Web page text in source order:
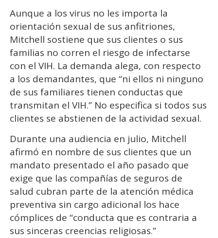
Aunque a los virus no les importa la
orientación sexual de sus anfitriones,
Mitchell sostiene que sus clientes o sus
familias no corren el riesgo de infectarse
con el VIH. La demanda alega, con respecto
a los demandantes, que “ni ellos ni ninguno
de sus familiares tienen conductas que
transmitan el VIH.” No especifica si todos sus
clientes se abstienen de la actividad sexual.
Durante una audiencia en julio, Mitchell
afirmó en nombre de sus clientes que un
mandato presentado el año pasado que
exige que las compañías de seguros de
salud cubran parte de la atención médica
preventiva sin cargo adicional los hace
cómplices de “conducta que es contraria a
sus sinceras creencias religiosas.”